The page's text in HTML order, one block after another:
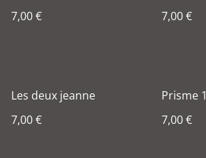
7,00 €
7,00 €
Les deux jeanne
7,00 €
Prisme 1
7,00 €